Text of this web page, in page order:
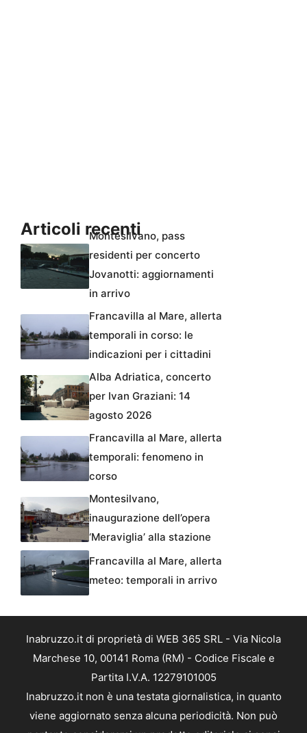
Articoli recenti
Montesilvano, pass
residenti per concerto
Jovanotti: aggiornamenti
in arrivo
Francavilla al Mare, allerta
temporali in corso: le
indicazioni per i cittadini
Alba Adriatica, concerto
per Ivan Graziani: 14
agosto 2026
Francavilla al Mare, allerta
temporali: fenomeno in
corso
Montesilvano,
inaugurazione dell’opera
‘Meraviglia’ alla stazione
Francavilla al Mare, allerta
meteo: temporali in arrivo
Inabruzzo.it di proprietà di WEB 365 SRL - Via Nicola
Marchese 10, 00141 Roma (RM) - Codice Fiscale e
Partita I.V.A. 12279101005
Inabruzzo.it non è una testata giornalistica, in quanto
viene aggiornato senza alcuna periodicità. Non può